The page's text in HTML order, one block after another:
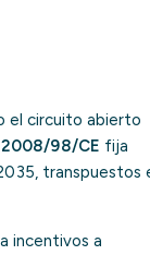
el circuito abierto
2008/98/CE fija
transpuestos
incentivos a